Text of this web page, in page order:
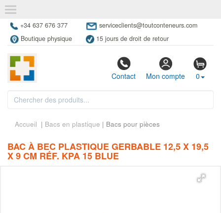
+34 637 676 377
serviceclients@toutconteneurs.com
Boutique physique
15 jours de droit de retour
Contact Mon compte 0
Accueil | Bacs en plastique | Bacs pour pièces
BAC À BEC PLASTIQUE GERBABLE 12,5 X 19,5
X 9 CM RÉF. KPA 15 BLUE